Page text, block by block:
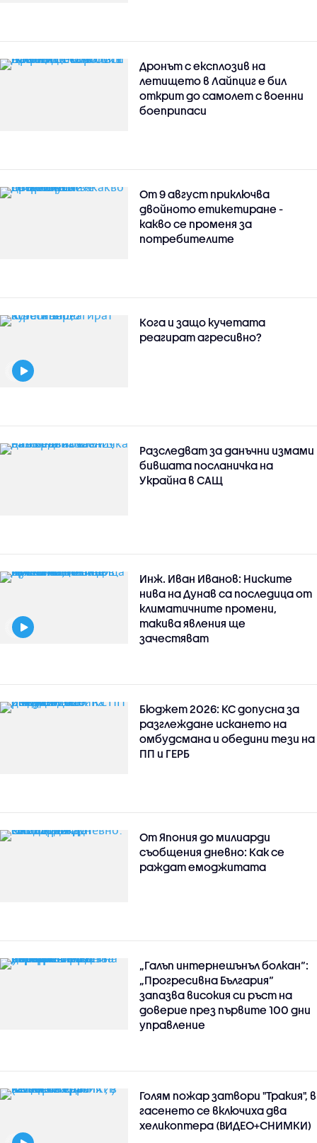
Дронът с експлозив на
летището в Лайпциг е бил
открит до самолет с военни
боеприпаси
От 9 август приключва
двойното етикетиране -
какво се променя за
потребителите
Кога и защо кучетата
реагират агресивно?
Разследват за данъчни измами
бившата посланичка на
Украйна в САЩ
Инж. Иван Иванов: Ниските
нива на Дунав са последица от
климатичните промени,
такива явления ще
зачестяват
Бюджет 2026: КС допусна за
разглеждане искането на
омбудсмана и обедини тези на
ПП и ГЕРБ
От Япония до милиарди
съобщения дневно: Как се
раждат емоджитата
„Галъп интернешънъл болкан“:
„Прогресивна България“
запазва високия си ръст на
доверие през първите 100 дни
управление
Голям пожар затвори "Тракия", в
гасенето се включиха два
хеликоптера (ВИДЕО+СНИМКИ)